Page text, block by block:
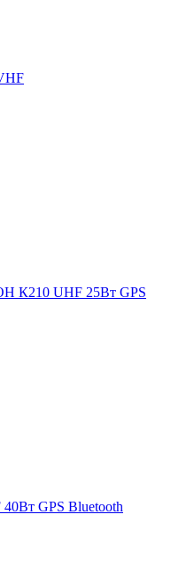
К210 UHF 25Вт GPS
GPS Bluetooth